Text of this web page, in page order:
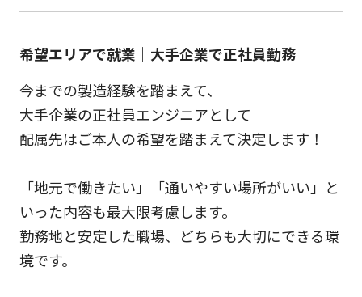
希望エリアで就業｜大手企業で正社員勤務
今までの製造経験を踏まえて、
大手企業の正社員エンジニアとして
配属先はご本人の希望を踏まえて決定します！
「地元で働きたい」「通いやすい場所がいい」と
いった内容も最大限考慮します。
勤務地と安定した職場、どちらも大切にできる環
境です。